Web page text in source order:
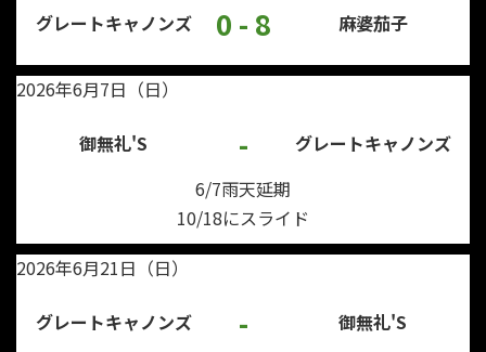
グレートキャノンズ 0 - 8 麻婆茄子
2026年6月7日（日）
御無礼'S -
グレートキャノンズ
6/7雨天延期
10/18にスライド
2026年6月21日（日）
グレートキャノンズ -
御無礼'S